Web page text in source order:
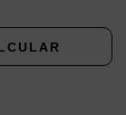
ALTERAR CEP